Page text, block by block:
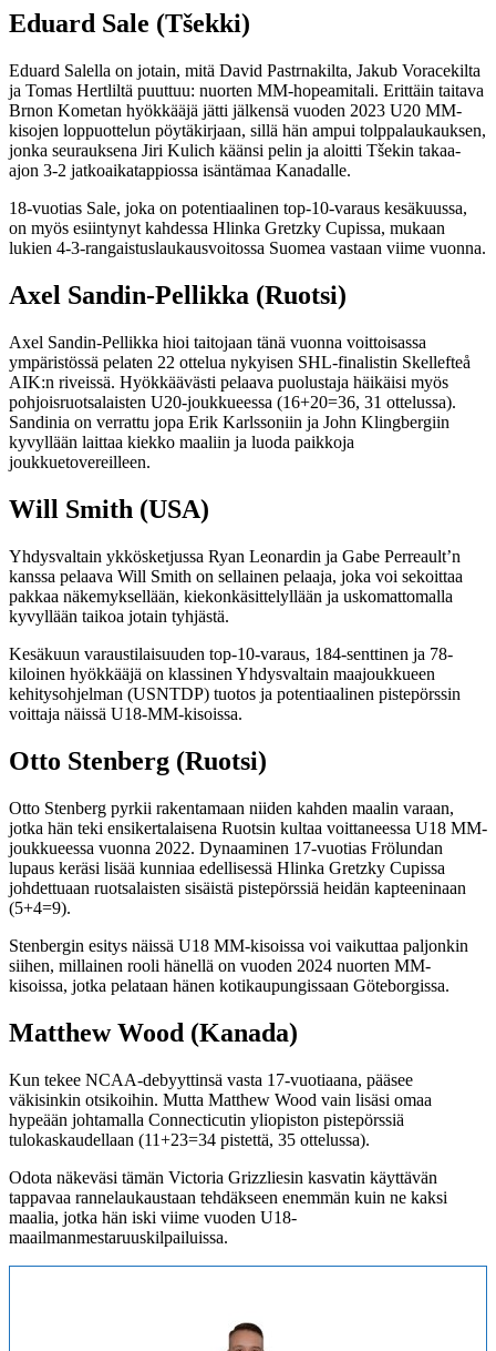
Eduard Sale (Tšekki)
Eduard Salella on jotain, mitä David Pastrnakilta, Jakub Voracekilta
ja Tomas Hertliltä puuttuu: nuorten MM-hopeamitali. Erittäin taitava
Brnon Kometan hyökkääjä jätti jälkensä vuoden 2023 U20 MM-
kisojen loppuottelun pöytäkirjaan, sillä hän ampui tolppalaukauksen,
jonka seurauksena Jiri Kulich käänsi pelin ja aloitti Tšekin takaa-
ajon 3-2 jatkoaikatappiossa isäntämaa Kanadalle.
18-vuotias Sale, joka on potentiaalinen top-10-varaus kesäkuussa,
on myös esiintynyt kahdessa Hlinka Gretzky Cupissa, mukaan
lukien 4-3-rangaistuslaukausvoitossa Suomea vastaan viime vuonna.
Axel Sandin-Pellikka (Ruotsi)
Axel Sandin-Pellikka hioi taitojaan tänä vuonna voittoisassa
ympäristössä pelaten 22 ottelua nykyisen SHL-finalistin Skellefteå
AIK:n riveissä. Hyökkäävästi pelaava puolustaja häikäisi myös
pohjoisruotsalaisten U20-joukkueessa (16+20=36, 31 ottelussa).
Sandinia on verrattu jopa Erik Karlssoniin ja John Klingbergiin
kyvyllään laittaa kiekko maaliin ja luoda paikkoja
joukkuetovereilleen.
Will Smith (USA)
Yhdysvaltain ykkösketjussa Ryan Leonardin ja Gabe Perreault’n
kanssa pelaava Will Smith on sellainen pelaaja, joka voi sekoittaa
pakkaa näkemyksellään, kiekonkäsittelyllään ja uskomattomalla
kyvyllään taikoa jotain tyhjästä.
Kesäkuun varaustilaisuuden top-10-varaus, 184-senttinen ja 78-
kiloinen hyökkääjä on klassinen Yhdysvaltain maajoukkueen
kehitysohjelman (USNTDP) tuotos ja potentiaalinen pistepörssin
voittaja näissä U18-MM-kisoissa.
Otto Stenberg (Ruotsi)
Otto Stenberg pyrkii rakentamaan niiden kahden maalin varaan,
jotka hän teki ensikertalaisena Ruotsin kultaa voittaneessa U18 MM-
joukkueessa vuonna 2022. Dynaaminen 17-vuotias Frölundan
lupaus keräsi lisää kunniaa edellisessä Hlinka Gretzky Cupissa
johdettuaan ruotsalaisten sisäistä pistepörssiä heidän kapteeninaan
(5+4=9).
Stenbergin esitys näissä U18 MM-kisoissa voi vaikuttaa paljonkin
siihen, millainen rooli hänellä on vuoden 2024 nuorten MM-
kisoissa, jotka pelataan hänen kotikaupungissaan Göteborgissa.
Matthew Wood (Kanada)
Kun tekee NCAA-debyyttinsä vasta 17-vuotiaana, pääsee
väkisinkin otsikoihin. Mutta Matthew Wood vain lisäsi omaa
hypeään johtamalla Connecticutin yliopiston pistepörssiä
tulokaskaudellaan (11+23=34 pistettä, 35 ottelussa).
Odota näkeväsi tämän Victoria Grizzliesin kasvatin käyttävän
tappavaa rannelaukaustaan tehdäkseen enemmän kuin ne kaksi
maalia, jotka hän iski viime vuoden U18-
maailmanmestaruuskilpailuissa.